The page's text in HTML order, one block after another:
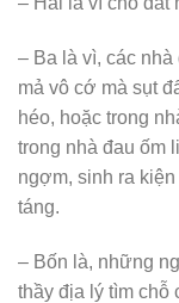
– Ba là vì, các
mả vô cớ mà sụt
héo, hoặc trong
trong nhà đau ốm
ngợm, sinh ra
táng.
– Bốn là, những
thầy địa lý tìm chỗ